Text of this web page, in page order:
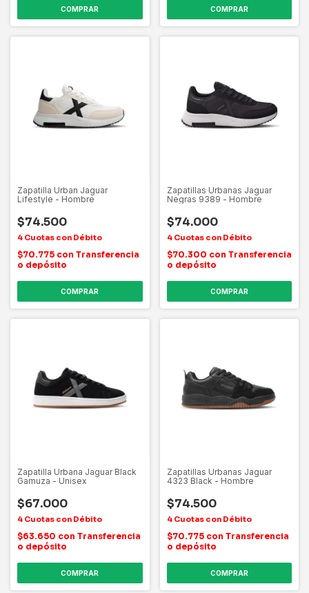
COMPRAR COMPRAR
Zapatilla Urban Jaguar
Lifestyle - Hombre
$74.500
$70.775 con Transferencia
o depósito
COMPRAR
Zapatillas Urbanas Jaguar
Negras 9389 - Hombre
$74.000
$70.300 con Transferencia
o depósito
COMPRAR
Zapatilla Urbana Jaguar Black
Gamuza - Unisex
$67.000
$63.650 con Transferencia
o depósito
COMPRAR
Zapatillas Urbanas Jaguar
4323 Black - Hombre
$74.500
$70.775 con Transferencia
o depósito
COMPRAR